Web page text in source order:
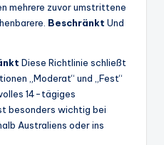
mehrere zuvor umstrittene
Beschränkt Und
Diese Richtlinie schließt
„Moderat“ und „Fest“
14-tägiges
besonders wichtig bei
Australiens oder ins